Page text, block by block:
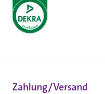
Zahlung/Versand